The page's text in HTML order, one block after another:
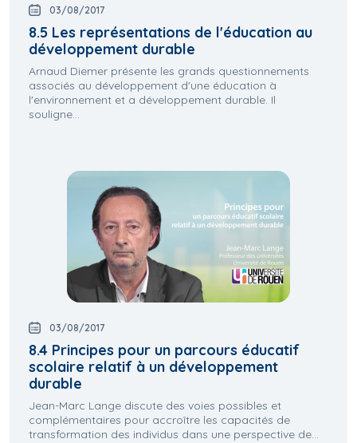
03/08/2017
8.5 Les représentations de l'éducation au
développement durable
Arnaud Diemer présente les grands questionnements
associés au développement d'une éducation à
l'environnement et a développement durable. Il
souligne...
03/08/2017
8.4 Principes pour un parcours éducatif
scolaire relatif à un développement
durable
Jean-Marc Lange discute des voies possibles et
complémentaires pour accroître les capacités de
transformation des individus dans une perspective de...